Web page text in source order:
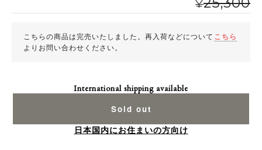
¥
こちらの商品は完売いたしました。再入荷などについて こちら
よりお問い合わせください。
International shipping available
Sold out
日本国内にお住まいの方向け